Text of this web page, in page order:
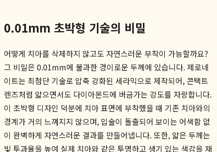
0.01mm 초박형 기술의 비밀
어떻게 치아를 삭제하지 않고도 자연스러운 부착이 가능할까요?
그 비밀은 0.01mm에 불과한 경이로운 두께에 있습니다. 제로네
이트는 최첨단 기술로 압축 강화된 세라믹으로 제작되어, 콘택트
렌즈처럼 얇으면서도 다이아몬드에 버금가는 강도를 자랑합니다.
이 초박형 디자인 덕분에 치아 표면에 부착했을 때 기존 치아와의
경계가 거의 느껴지지 않으며, 입술이 돌출되어 보이는 어색함 없
이 완벽하게 자연스러운 결과를 만들어냅니다. 또한, 얇은 두께는
빛 투과율을 높여 실제 치아와 같은 투명하고 생기 있는 색감을 재